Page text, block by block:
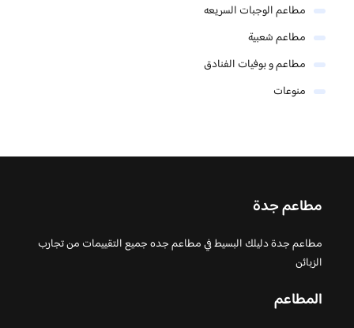
مطاعم الوجبات السريعه
مطاعم شعبية
مطاعم و بوفيات الفنادق
منوعات
مطاعم جدة
مطاعم جدة دليلك البسيط في مطاعم جده جميع التقييمات من تجارب
الزبائن
المطاعم